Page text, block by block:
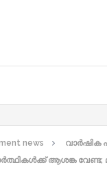
news
വാർഷിക
ആശങ്ക വേണ്ട;